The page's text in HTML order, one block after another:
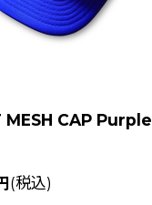
MESH CAP Purple
(税込)